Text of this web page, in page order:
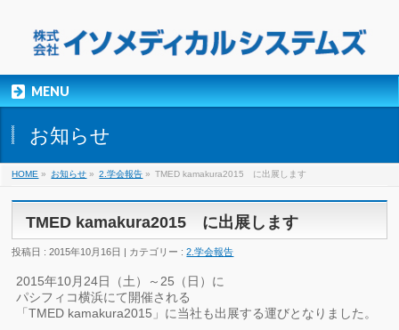
MENU
お知らせ
HOME » お知らせ » 2.学会報告 » TMED kamakura2015 に出展します
TMED kamakura2015 に出展します
投稿日 : 2015年10月16日 | カテゴリー :2.学会報告
2015年10月24日（土）～25（日）に
パシフィコ横浜にて開催される
「TMED kamakura2015」に当社も出展する運びとなりました。